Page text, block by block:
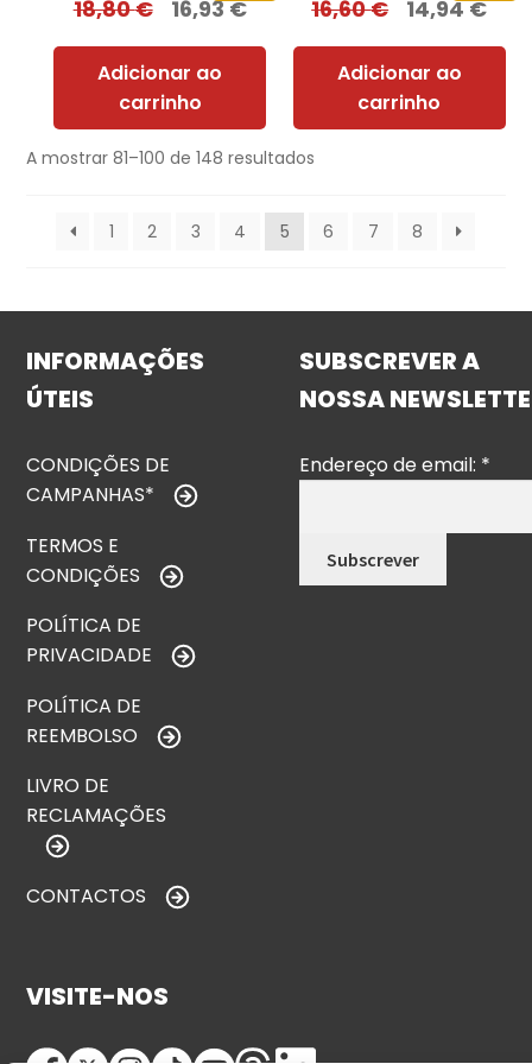
18,80€ 16,93€
Adicionar ao
carrinho
16,60€ 14,94€
Adicionar ao
carrinho
A mostrar 81–100 de 148 resultados
1 2 3 4 5 6 7 8
INFORMAÇÕES
ÚTEIS
CONDIÇÕES DE
CAMPANHAS*
TERMOS E
CONDIÇÕES
POLÍTICA DE
PRIVACIDADE
POLÍTICA DE
REEMBOLSO
LIVRO DE
RECLAMAÇÕES
CONTACTOS
SUBSCREVER A
NOSSA
Endereço de email: *
VISITE-NOS